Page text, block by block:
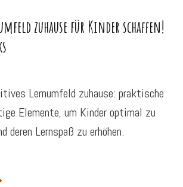
zuhause für Kinder schaffen!
Lernumfeld zuhause: praktische
Elemente, um Kinder optimal zu
deren Lernspaß zu erhöhen.